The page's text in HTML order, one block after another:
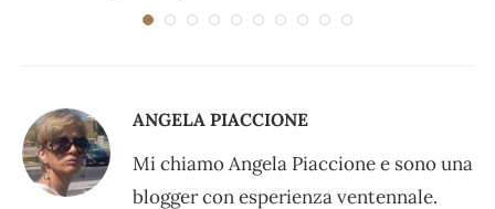
ANGELA PIACCIONE
Mi chiamo Angela Piaccione e sono una
blogger con esperienza ventennale.